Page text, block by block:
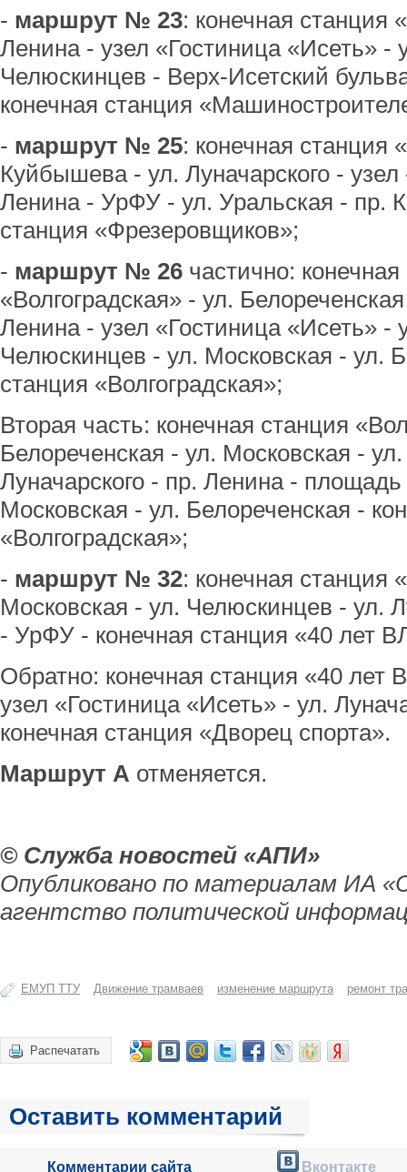
- маршрут № 23: конечная
Ленина - узел «Гостиница «Исеть» -
Челюскинцев - Верх-Исетский
конечная станция
- маршрут № 25: конечная станция
Куйбышева - ул. Луначарского -
Ленина - УрФУ - ул. Уральская - пр.
станция «Фрезеровщиков»;
- маршрут № 26 частично:
«Волгоградская» - ул.
Ленина - узел «Гостиница «Исеть» -
Челюскинцев - ул. Московская - ул.
станция «Волгоградская»;
Вторая часть: конечная станция
Белореченская - ул. Московская -
Луначарского - пр. Ленина - площадь
Московская - ул. Белореченская -
«Волгоградская»;
- маршрут № 32: конечная станция
Московская - ул. Челюскинцев - ул.
- УрФУ - конечная станция «40 лет
Обратно: конечная станция «40
узел «Гостиница «Исеть» - ул.
конечная станция «Дворец спорта».
Маршрут А отменяется.
© Служба новостей «АПИ»
Опубликовано по материалам ИА
агентство политической
ЕМУП ТТУ Движение трамваев изменение маршрута ремонт
Распечатать
Оставить комментарий
Комментарии сайта Вконтакте